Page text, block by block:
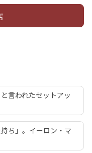
言われたセットアッ
ち」。イーロン・マ